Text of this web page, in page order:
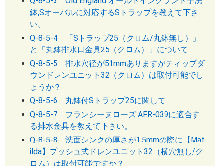
鉢,Sオーバルに対応するSトラップを教えて下さ
い。
Q-8-5-4 「Sトラップ25（クロム/丸鉢無し）」
と「丸鉢排水口金具25（クロム）」について
Q-8-5-5 排水穴径が51mmありますがティップダ
ウンドレンユニット32（クロム）は取付可能でし
ょうか？
Q-8-5-6 丸鉢付Sトラップ25に関して
Q-8-5-7 フランシーヌローズ AFR-039に適合す
る排水金具を教えて下さい。
Q-8-5-8 洗面シンクの厚さが1.5mmの際に【Mat
ilda】プッシュ式ドレンユニット32（横穴無し/ク
ロム）は取付可能ですか？